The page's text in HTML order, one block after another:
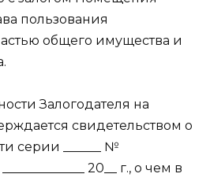
пользования
общего имущества и
Залогодателя на
свидетельством о
серии ______ №
_____________ 20__ г., о чем в